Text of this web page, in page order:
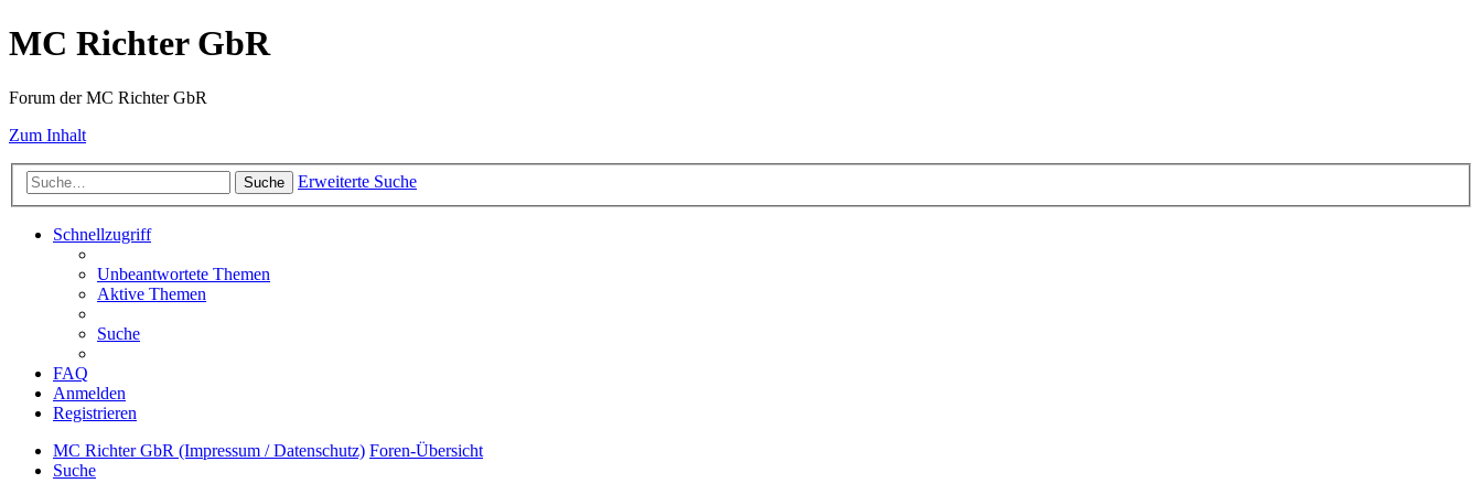
MC Richter GbR
Forum der MC Richter GbR
Zum Inhalt
Suche Erweiterte Suche
Schnellzugriff
Unbeantwortete Themen
Aktive Themen
Suche
FAQ
Anmelden
Registrieren
MC Richter GbR (Impressum / Datenschutz) Foren-Übersicht
Suche